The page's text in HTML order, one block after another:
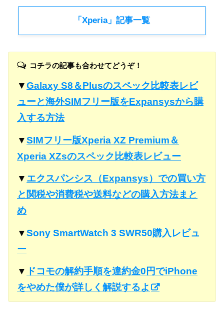
「Xperia」記事一覧
コチラの記事も合わせてどうぞ！
▼Galaxy S8＆Plusのスペック比較表レビ
ューと海外SIMフリー版をExpansysから購
入する方法
▼SIMフリー版Xperia XZ Premium＆
Xperia XZsのスペック比較表レビュー
▼ エクスパンシス（Expansys）での買い方
と関税や消費税や送料などの購入方法まと
め
▼Sony SmartWatch 3 SWR50購入レビュ
ー
▼
ドコモの解約手順を違約金0円でiPhone
をやめた僕が詳しく解説するよ